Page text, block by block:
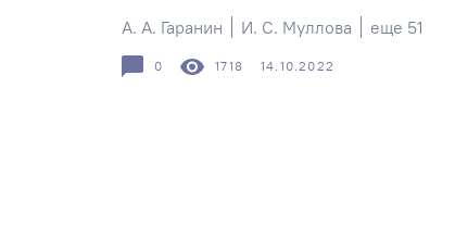
А. А. Гаранин И. С. Муллова еще 51
0 1718 14.10.2022